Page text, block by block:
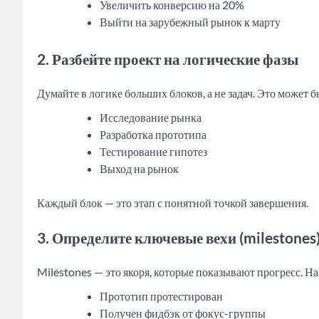
Увеличить конверсию на 20%
Выйти на зарубежный рынок к марту
2. Разбейте проект на логические фазы
Думайте в логике больших блоков, а не задач. Это может
Исследование рынка
Разработка прототипа
Тестирование гипотез
Выход на рынок
Каждый блок — это этап с понятной точкой завершения.
3. Определите ключевые вехи
Milestones — это якоря, которые показывают прогресс.
Прототип протестирован
Получен фидбэк от фокус-группы